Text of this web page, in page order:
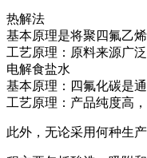
热解法
基本原理是将聚四氟乙
工艺原理：原料来源广
电解食盐水
基本原理：四氟化碳是
工艺原理：产品纯度高
此外，无论采用何种生